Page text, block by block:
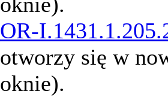
OR-
otworzy się w
oknie).